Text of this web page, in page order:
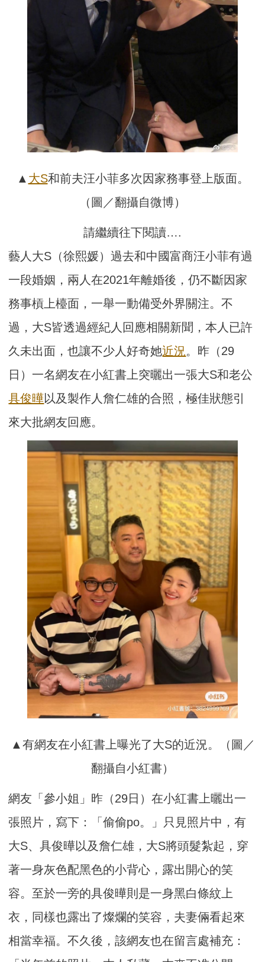
▲ 大S和前夫汪小菲多次因家務事登上版面。
（圖／翻攝自微博）
請繼續往下閱讀….
藝人大S（徐熙媛）過去和中國富商汪小菲有過
一段婚姻，兩人在2021年離婚後，仍不斷因家
務事槓上檯面，一舉一動備受外界關注。不
過，大S皆透過經紀人回應相關新聞，本人已許
久未出面，也讓不少人好奇她近況。昨（29
日）一名網友在小紅書上突曬出一張大S和老公
具俊曄以及製作人詹仁雄的合照，極佳狀態引
來大批網友回應。
▲有網友在小紅書上曝光了大S的近況。（圖／
翻攝自小紅書）
網友「參小姐」昨（29日）在小紅書上曬出一
張照片，寫下：「偷偷po。」只見照片中，有
大S、具俊曄以及詹仁雄，大S將頭髮紮起，穿
著一身灰色配黑色的小背心，露出開心的笑
容。至於一旁的具俊曄則是一身黑白條紋上
衣，同樣也露出了燦爛的笑容，夫妻倆看起來
相當幸福。不久後，該網友也在留言處補充：